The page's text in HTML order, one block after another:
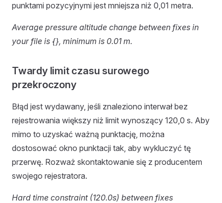
punktami pozycyjnymi jest mniejsza niż 0,01 metra.
Average pressure altitude change between fixes in
your file is {}, minimum is 0.01 m.
Twardy limit czasu surowego
przekroczony
Błąd jest wydawany, jeśli znaleziono interwał bez
rejestrowania większy niż limit wynoszący 120,0 s. Aby
mimo to uzyskać ważną punktację, można
dostosować okno punktacji tak, aby wykluczyć tę
przerwę. Rozważ skontaktowanie się z producentem
swojego rejestratora.
Hard time constraint (120.0s) between fixes